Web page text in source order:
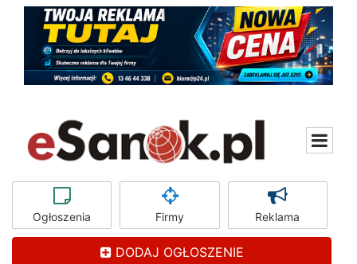
Ogłoszenia Firmy Reklama
DODAJ OGŁOSZENIE